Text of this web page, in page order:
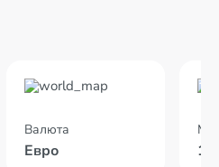
Валюта
Евро